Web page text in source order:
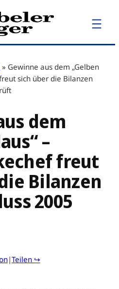
» Gewinne aus dem „Gelben
sich über die Bilanzen
dem
–
freut
Bilanzen
2005
|Teilen ↪